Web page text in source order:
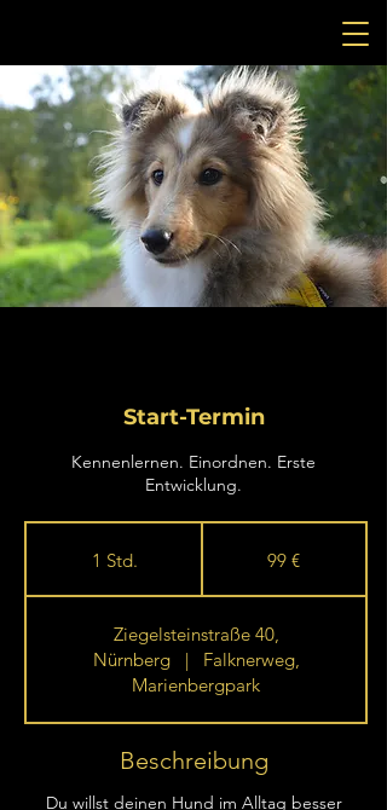
Start-Termin
Kennenlernen. Einordnen. Erste
Entwicklung.
1 Std.
d
99 €
Ziegelsteinstraße 40,
Nürnberg
|
Falknerweg,
Marienbergpark
Beschreibung
Du willst deinen Hund im Alltag besser